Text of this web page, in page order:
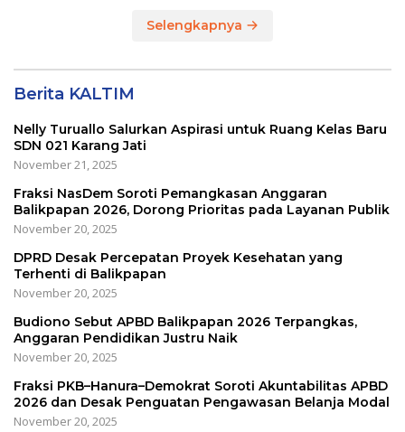
Selengkapnya
Berita KALTIM
Nelly Turuallo Salurkan Aspirasi untuk Ruang Kelas Baru
SDN 021 Karang Jati
November 21, 2025
Fraksi NasDem Soroti Pemangkasan Anggaran
Balikpapan 2026, Dorong Prioritas pada Layanan Publik
November 20, 2025
DPRD Desak Percepatan Proyek Kesehatan yang
Terhenti di Balikpapan
November 20, 2025
Budiono Sebut APBD Balikpapan 2026 Terpangkas,
Anggaran Pendidikan Justru Naik
November 20, 2025
Fraksi PKB–Hanura–Demokrat Soroti Akuntabilitas APBD
2026 dan Desak Penguatan Pengawasan Belanja Modal
November 20, 2025